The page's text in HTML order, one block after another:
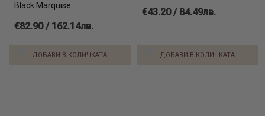
Black Marquise
€82.90 / 162.14лв.
ДОБАВИ В КОЛИЧКАТА
€43.20 / 84.49лв.
ДОБАВИ В КОЛИЧКАТА